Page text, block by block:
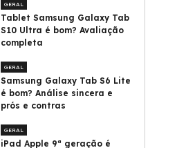
GERAL
Tablet Samsung Galaxy Tab
S10 Ultra é bom? Avaliação
completa
GERAL
Samsung Galaxy Tab S6 Lite
é bom? Análise sincera e
prós e contras
GERAL
iPad Apple 9ª geração é